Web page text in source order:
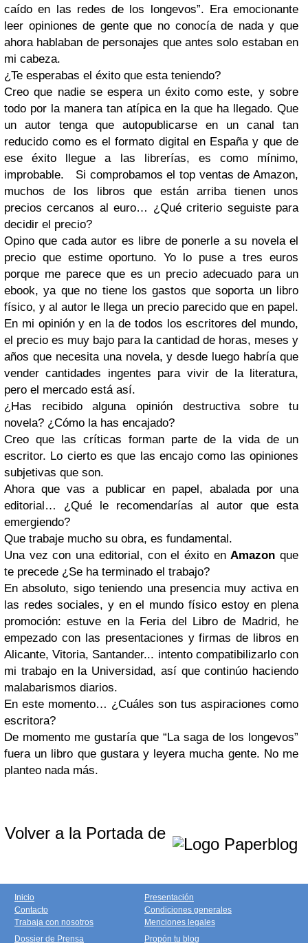
caído en las redes de los longevos”. Era emocionante
leer opiniones de gente que no conocía de nada y que
ahora hablaban de personajes que antes solo estaban en
mi cabeza.
¿Te esperabas el éxito que esta teniendo?
Creo que nadie se espera un éxito como este, y sobre
todo por la manera tan atípica en la que ha llegado. Que
un autor tenga que autopublicarse en un canal tan
reducido como es el formato digital en España y que de
ese éxito llegue a las librerías, es como mínimo,
improbable.
Si comprobamos el top ventas de Amazon,
muchos de los libros que están arriba tienen unos
precios cercanos al euro… ¿Qué criterio seguiste para
decidir el precio?
Opino que cada autor es libre de ponerle a su novela el
precio que estime oportuno. Yo lo puse a tres euros
porque me parece que es un precio adecuado para un
ebook, ya que no tiene los gastos que soporta un libro
físico, y al autor le llega un precio parecido que en papel.
En mi opinión y en la de todos los escritores del mundo,
el precio es muy bajo para la cantidad de horas, meses y
años que necesita una novela, y desde luego habría que
vender cantidades ingentes para vivir de la literatura,
pero el mercado está así.
¿Has recibido alguna opinión destructiva sobre tu
novela? ¿Cómo la has encajado?
Creo que las críticas forman parte de la vida de un
escritor. Lo cierto es que las encajo como las opiniones
subjetivas que son.
Ahora que vas a publicar en papel, abalada por una
editorial… ¿Qué le recomendarías al autor que esta
emergiendo?
Que trabaje mucho su obra, es fundamental.
Una vez con una editorial, con el éxito enAmazon que
te precede ¿Se ha terminado el trabajo?
En absoluto, sigo teniendo una presencia muy activa en
las redes sociales, y en el mundo físico estoy en plena
promoción: estuve en la Feria del Libro de Madrid, he
empezado con las presentaciones y firmas de libros en
Alicante, Vitoria, Santander... intento compatibilizarlo con
mi trabajo en la Universidad, así que continúo haciendo
malabarismos diarios.
En este momento… ¿Cuáles son tus aspiraciones como
escritora?
De momento me gustaría que “La saga de los longevos”
fuera un libro que gustara y leyera mucha gente. No me
planteo nada más.
Volver a la Portada de
Inicio
Contacto
Trabaja con nosotros
Presentación
Condiciones generales
Menciones legales
Dossier de Prensa
Propón tu blog